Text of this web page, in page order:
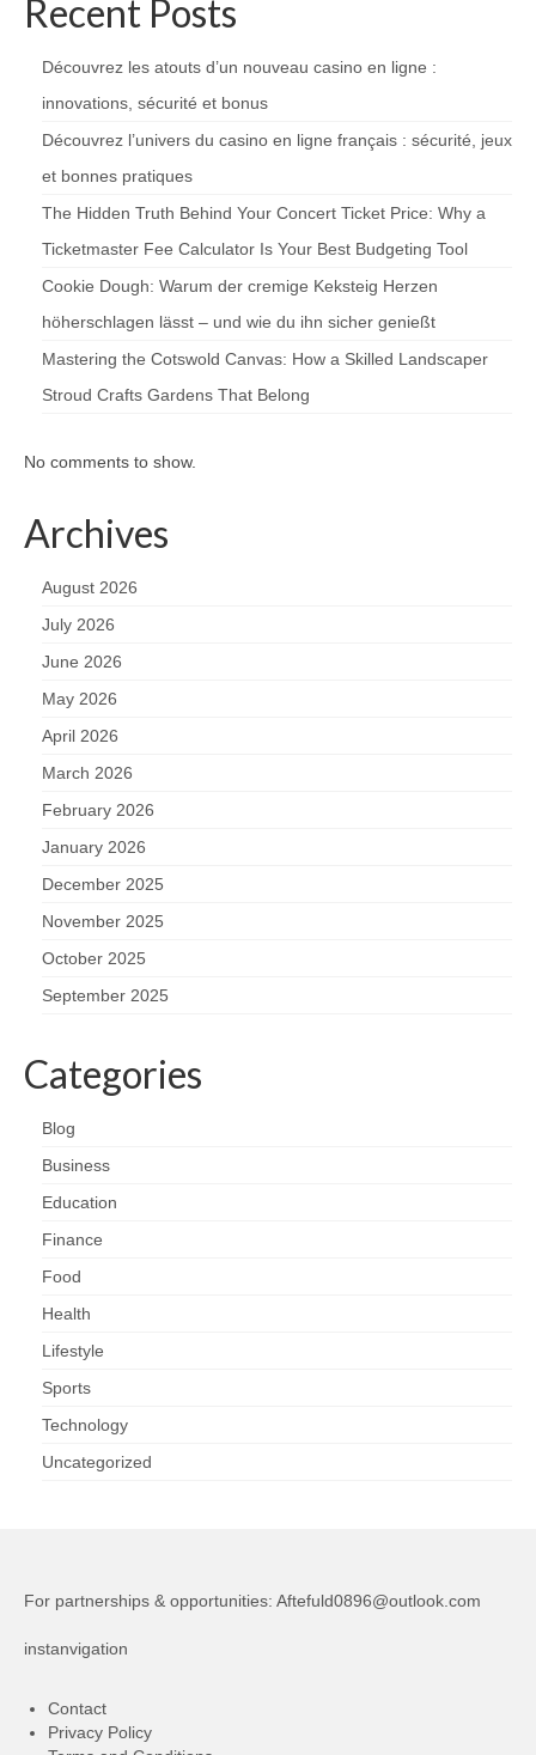
Recent Posts
Découvrez les atouts d’un nouveau casino en ligne :
innovations, sécurité et bonus
Découvrez l’univers du casino en ligne français : sécurité, jeux
et bonnes pratiques
The Hidden Truth Behind Your Concert Ticket Price: Why a
Ticketmaster Fee Calculator Is Your Best Budgeting Tool
Cookie Dough: Warum der cremige Keksteig Herzen
höherschlagen lässt – und wie du ihn sicher genießt
Mastering the Cotswold Canvas: How a Skilled Landscaper
Stroud Crafts Gardens That Belong
No comments to show.
Archives
August 2026
July 2026
June 2026
May 2026
April 2026
March 2026
February 2026
January 2026
December 2025
November 2025
October 2025
September 2025
Categories
Blog
Business
Education
Finance
Food
Health
Lifestyle
Sports
Technology
Uncategorized
For partnerships & opportunities: Aftefuld0896@outlook.com
instanvigation
Contact
Privacy Policy